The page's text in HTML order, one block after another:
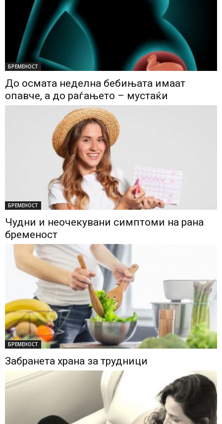
БРЕМЕНОСТ
До осмата неделна бебињата имаат
опавче, а до раѓањето – мустаќи
БРЕМЕНОСТ
Чудни и неочекувани симптоми на рана
бременост
БРЕМЕНОСТ
Забранета храна за трудници